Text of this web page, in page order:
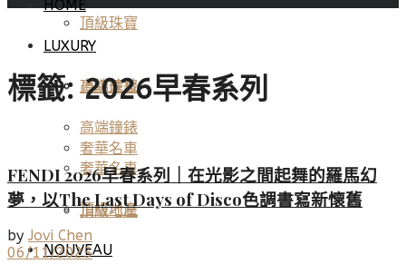
頂級珠寶
高端鐘錶
奢華名車
頂級地產
HOME
LUXURY
頂級珠寶
高端鐘錶
奢華名車
頂級地產
NOUVEAU
標籤:2026早春系列
FENDI 2026早春系列｜在光影之間起舞的羅馬幻
夢，以The Last Days of Disco色調書寫新懷舊
by Jovi Chen
06/11/2025